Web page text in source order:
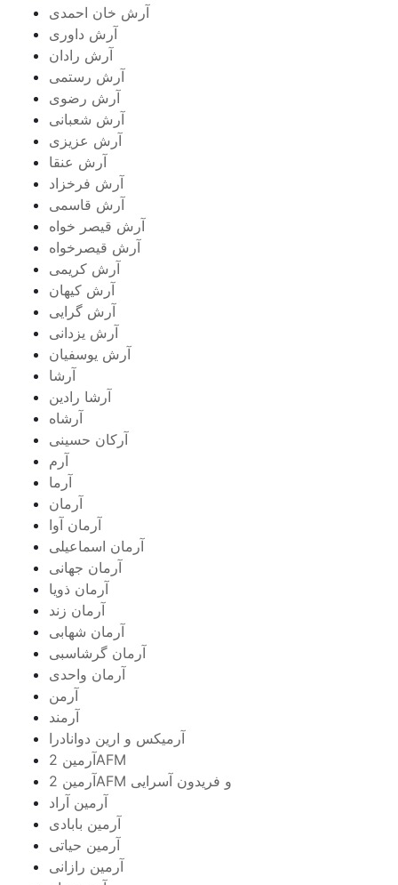
آرش خان احمدی
آرش داوری
آرش رادان
آرش رستمى
آرش رضوی
آرش شعبانی
آرش عزیزی
آرش عنقا
آرش فرخزاد
آرش قاسمی
آرش قیصر خواه
آرش قیصرخواه
آرش کریمی
آرش کیهان
آرش گرایی
آرش یزدانی
آرش یوسفیان
آرشا
آرشا رادین
آرشاه
آرکان حسینی
آرم
آرما
آرمان
آرمان آوا
آرمان اسماعیلی
آرمان جهانی
آرمان ذویا
آرمان زند
آرمان شهابی
آرمان گرشاسبی
آرمان واحدی
آرمن
آرمند
آرمیکس و ارین دوانادرا
آرمین 2AFM
آرمین 2AFM و فریدون آسرایی
آرمین آراد
آرمین بابادی
آرمین حیاتی
آرمین رازانی